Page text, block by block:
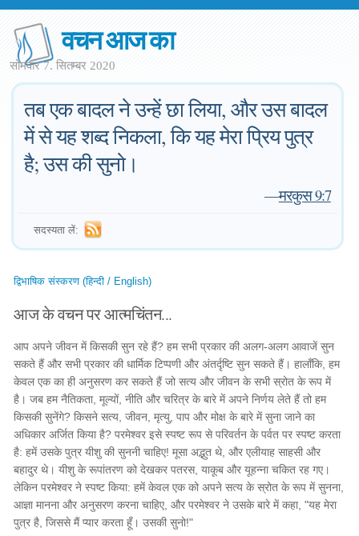
वचन आज का
सोमवार 7. सितम्बर 2020
तब एक बादल ने उन्हें छा लिया, और उस बादल
में से यह शब्द निकला, कि यह मेरा प्रिय पुत्र
है; उस की सुनो।
—मरकुस 9:7
सदस्यता लें:
द्विभाषिक संस्करण (हिन्दी / English)
आज के वचन पर आत्मचिंतन...
आप अपने जीवन में किसकी सुन रहे हैं? हम सभी प्रकार की अलग-अलग आवाजें सुन
सकते हैं और सभी प्रकार की धार्मिक टिप्पणी और अंतर्दृष्टि सुन सकते हैं। हालाँकि, हम
केवल एक का ही अनुसरण कर सकते हैं जो सत्य और जीवन के सभी स्रोत के रूप में
है। जब हम नैतिकता, मूल्यों, नीति और चरित्र के बारे में अपने निर्णय लेते हैं तो हम
किसकी सुनेंगे? किसने सत्य, जीवन, मृत्यु, पाप और मोक्ष के बारे में सुना जाने का
अधिकार अर्जित किया है? परमेश्वर इसे स्पष्ट रूप से परिवर्तन के पर्वत पर स्पष्ट करता
है: हमें उसके पुत्र यीशु की सुननी चाहिए! मूसा अद्भुत थे, और एलीयाह साहसी और
बहादुर थे। यीशु के रूपांतरण को देखकर पतरस, याकूब और यूहन्ना चकित रह गए।
लेकिन परमेश्वर ने स्पष्ट किया: हमें केवल एक को अपने सत्य के स्रोत के रूप में सुनना,
आज्ञा मानना और अनुसरण करना चाहिए, और परमेश्वर ने उसके बारे में कहा, "यह मेरा
पुत्र है, जिससे मैं प्यार करता हूँ। उसकी सुनो!"